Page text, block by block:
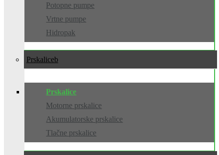
Potopne pumpe
Vrtne pumpe
Hidropak
Prskalice
Prskalice
Motorne prskalice
Akumulatorske prskalice
Tlačne prskalice